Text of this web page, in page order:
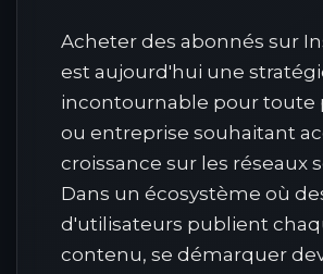
Acheter des abonnés sur
est aujourd'hui une
incontournable pour toute
ou entreprise souhaitant
croissance sur les réseaux
Dans un écosystème où
d'utilisateurs publient
contenu, se démarquer